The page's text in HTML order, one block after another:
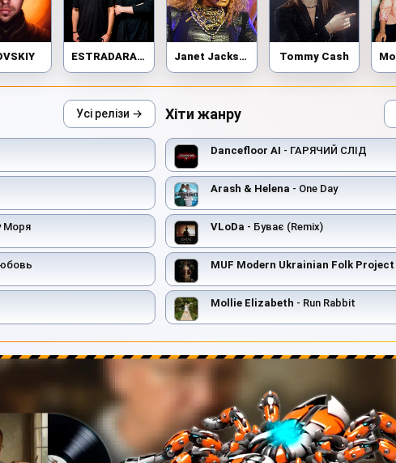
ESTRADARADA Janet Jackson Tommy Cash
Усі релізи →
Моря
Хіти жанру
Dancefloor AI - ГАРЯЧИЙ СЛІД
Arash & Helena - One Day
VLoDa - Буває (Remix)
MUF Modern Ukrainian Folk Project
Mollie Elizabeth - Run Rabbit